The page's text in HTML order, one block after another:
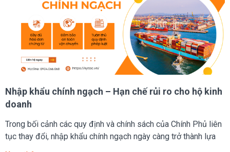
Nhập khẩu chính ngạch – Hạn chế rủi ro cho hộ kinh
doanh
Trong bối cảnh các quy định và chính sách của Chính Phủ liên
tục thay đổi, nhập khẩu chính ngạch ngày càng trở thành lựa